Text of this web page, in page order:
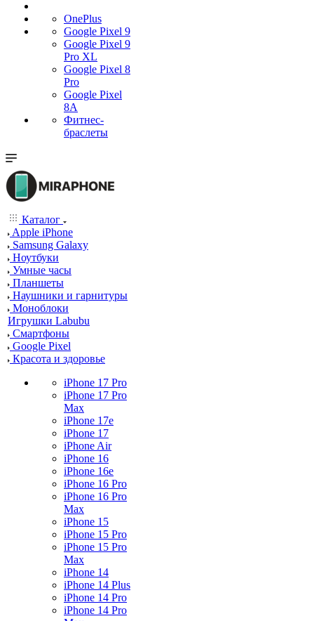
OnePlus
Google Pixel 9
Google Pixel 9
Pro XL
Google Pixel 8
Pro
Google Pixel
8A
Фитнес-
браслеты
Каталог
Apple iPhone
Samsung Galaxy
Ноутбуки
Умные часы
Планшеты
Наушники и гарнитуры
Моноблоки
Игрушки Labubu
Смартфоны
Google Pixel
Красота и здоровье
iPhone 17 Pro
iPhone 17 Pro
Max
iPhone 17e
iPhone 17
iPhone Air
iPhone 16
iPhone 16e
iPhone 16 Pro
iPhone 16 Pro
Max
iPhone 15
iPhone 15 Pro
iPhone 15 Pro
Max
iPhone 14
iPhone 14 Plus
iPhone 14 Pro
iPhone 14 Pro